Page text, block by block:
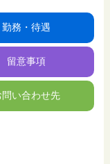
勤務・待遇
留意事項
問い合わせ先